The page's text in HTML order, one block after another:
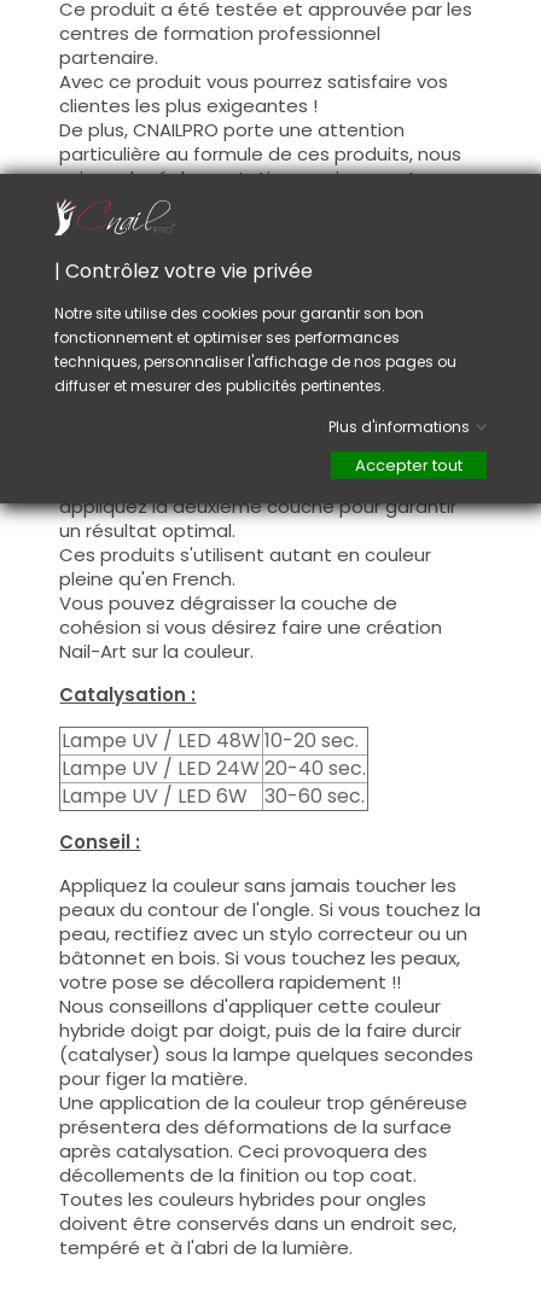
Ce produit a été testée et approuvée par les
centres de formation professionnel
partenaire.
Avec ce produit vous pourrez satisfaire vos
clientes les plus exigeantes !
De plus, CNAILPRO porte une attention
particulière au formule de ces produits, nous
suivons la réglementation en vigueur et
garantissons la conformité de nos produits.
Ceci pour garantir une sécurité d'utilisation
Utilisation :
Cette couleur s'applique avec son pinceau, de
manière fine, sur la base (il n'est pas
cohésion) ou sur la construction après limage.
Ce produit s'applique en deux couches,
fermez le bord libre à la première couche et
appliquez la deuxième couche pour garantir
un résultat optimal.
Ces produits s'utilisent autant en couleur
pleine qu'en French.
Vous pouvez dégraisser la couche de
cohésion si vous désirez faire une création
Nail-Art sur la couleur.
Catalysation :
Lampe UV / LED 48W10-20 sec.
Lampe UV / LED 24W 20-40 sec.
Lampe UV / LED 6W
30-60 sec.
Conseil :
Appliquez la couleur sans jamais toucher les
peaux du contour de l'ongle. Si vous touchez la
peau, rectifiez avec un stylo correcteur ou un
bâtonnet en bois. Si vous touchez les peaux,
votre pose se décollera rapidement !!
Nous conseillons d'appliquer cette couleur
hybride doigt par doigt, puis de la faire durcir
(catalyser) sous la lampe quelques secondes
pour figer la matière.
Une application de la couleur trop généreuse
présentera des déformations de la surface
après catalysation. Ceci provoquera des
décollements de la finition ou top coat.
Toutes les couleurs hybrides pour ongles
doivent être conservés dans un endroit sec,
tempéré et à l'abri de la lumière.
| Contrôlez votre vie privée
Notre site utilise des cookies pour garantir son bon
fonctionnement et optimiser ses performances
techniques, personnaliser l'affichage de nos pages ou
diffuser et mesurer des publicités pertinentes.
Plus d'informations
Accepter tout